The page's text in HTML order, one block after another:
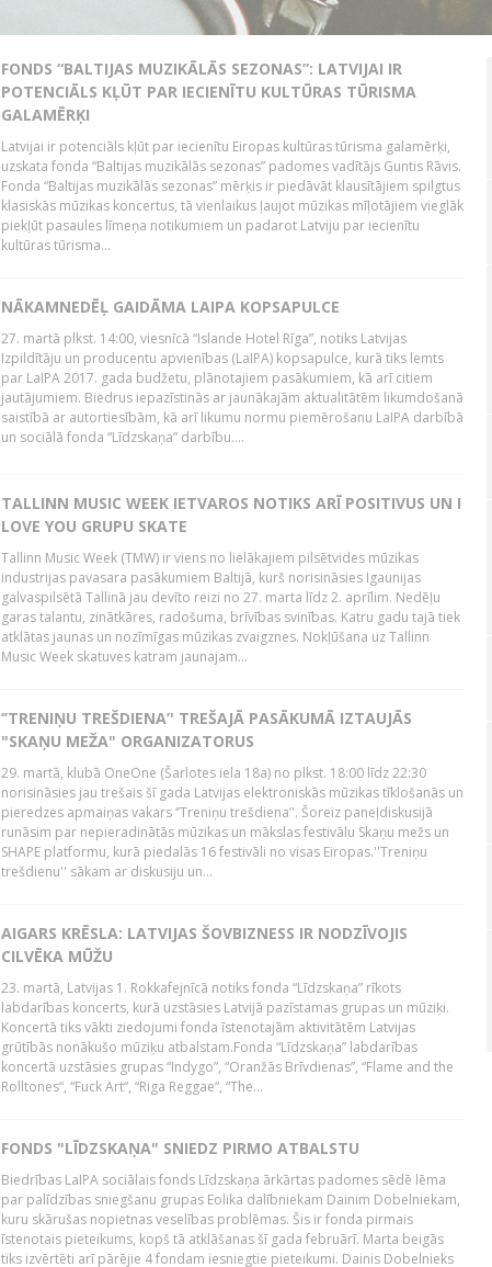
FONDS “BALTIJAS MUZIKĀLĀS SEZONAS”: LATVIJAI IR
POTENCIĀLS KĻŪT PAR IECIENĪTU KULTŪRAS TŪRISMA
GALAMĒRĶI
Latvijai ir potenciāls kļūt par iecienītu Eiropas kultūras tūrisma galamērķi,
uzskata fonda “Baltijas muzikālās sezonas” padomes vadītājs Guntis Rāvis.
Fonda “Baltijas muzikālās sezonas” mērķis ir piedāvāt klausītājiem spilgtus
klasiskās mūzikas koncertus, tā vienlaikus ļaujot mūzikas mīļotājiem vieglāk
piekļūt pasaules līmeņa notikumiem un padarot Latviju par iecienītu
kultūras tūrisma...
NĀKAMNEDĒĻ GAIDĀMA LAIPA KOPSAPULCE
27. martā plkst. 14:00, viesnīcā “Islande Hotel Rīga”, notiks Latvijas
Izpildītāju un producentu apvienības (LaIPA) kopsapulce, kurā tiks lemts
par LaIPA 2017. gada budžetu, plānotajiem pasākumiem, kā arī citiem
jautājumiem. Biedrus iepazīstinās ar jaunākajām aktualitātēm likumdošanā
saistībā ar autortiesībām, kā arī likumu normu piemērošanu LaIPA darbībā
un sociālā fonda “Līdzskaņa” darbību....
TALLINN MUSIC WEEK IETVAROS NOTIKS ARĪ POSITIVUS UN I
LOVE YOU GRUPU SKATE
Tallinn Music Week (TMW) ir viens no lielākajiem pilsētvides mūzikas
industrijas pavasara pasākumiem Baltijā, kurš norisināsies Igaunijas
galvaspilsētā Tallinā jau devīto reizi no 27. marta līdz 2. aprīlim. Nedēļu
garas talantu, zinātkāres, radošuma, brīvības svinības. Katru gadu tajā tiek
atklātas jaunas un nozīmīgas mūzikas zvaigznes. Nokļūšana uz Tallinn
Music Week skatuves katram jaunajam...
‘’TRENIŅU TREŠDIENA’' TREŠAJĀ PASĀKUMĀ IZTAUJĀS
"SKAŅU MEŽA" ORGANIZATORUS
29. martā, klubā OneOne (Šarlotes iela 18a) no plkst. 18:00 līdz 22:30
norisināsies jau trešais šī gada Latvijas elektroniskās mūzikas tīklošanās un
pieredzes apmaiņas vakars ‘’Treniņu trešdiena’'. Šoreiz paneļdiskusijā
runāsim par nepieradinātās mūzikas un mākslas festivālu Skaņu mežs un
SHAPE platformu, kurā piedalās 16 festivāli no visas Eiropas.''Treniņu
trešdienu'' sākam ar diskusiju un...
AIGARS KRĒSLA: LATVIJAS ŠOVBIZNESS IR NODZĪVOJIS
CILVĒKA MŪŽU
23. martā, Latvijas 1. Rokkafejnīcā notiks fonda “Līdzskaņa” rīkots
labdarības koncerts, kurā uzstāsies Latvijā pazīstamas grupas un mūziķi.
Koncertā tiks vākti ziedojumi fonda īstenotajām aktivitātēm Latvijas
grūtībās nonākušo mūziķu atbalstam.Fonda “Līdzskaņa” labdarības
koncertā uzstāsies grupas “Indygo”, “Oranžās Brīvdienas”, “Flame and the
Rolltones“, “Fuck Art“, “Riga Reggae“, “The...
FONDS "LĪDZSKAŅA" SNIEDZ PIRMO ATBALSTU
Biedrības LaIPA sociālais fonds Līdzskaņa ārkārtas padomes sēdē lēma
par palīdzības sniegšanu grupas Eolika dalībniekam Dainim Dobelniekam,
kuru skārušas nopietnas veselības problēmas. Šis ir fonda pirmais
īstenotais pieteikums, kopš tā atklāšanas šī gada februārī. Marta beigās
tiks izvērtēti arī pārējie 4 fondam iesniegtie pieteikumi. Dainis Dobelnieks